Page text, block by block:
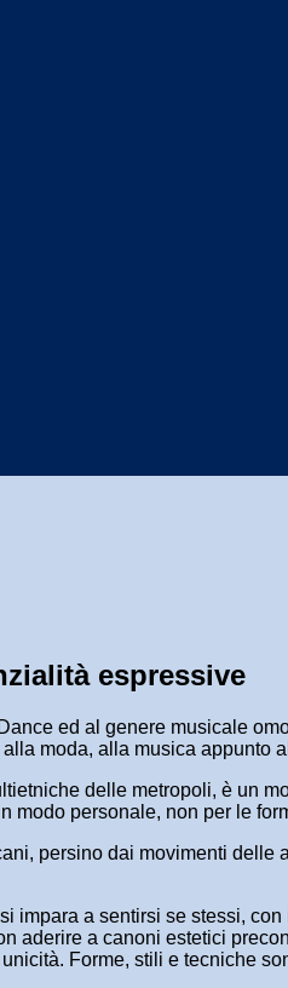
espressive
ed al genere musicale
moda, alla musica appunto
delle metropoli, è un
modo personale, non per le
persino dai movimenti
impara a sentirsi se stessi,
aderire a canoni estetici
Forme, stili e tecniche